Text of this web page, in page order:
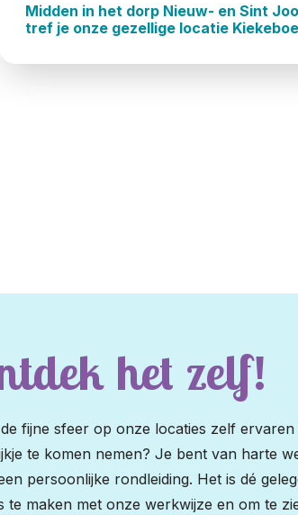
Midden in het dorp Nieuw- en Sint
tref je onze gezellige locatie
het zelf!
fijne sfeer op onze locaties zelf
te komen nemen? Je bent van harte
persoonlijke rondleiding. Het is dé
te maken met onze werkwijze en om te